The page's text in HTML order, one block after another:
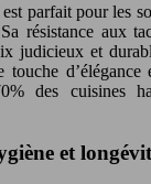
parfait pour les
résistance aux
judicieux et
touche d’élégance
des cuisines
et